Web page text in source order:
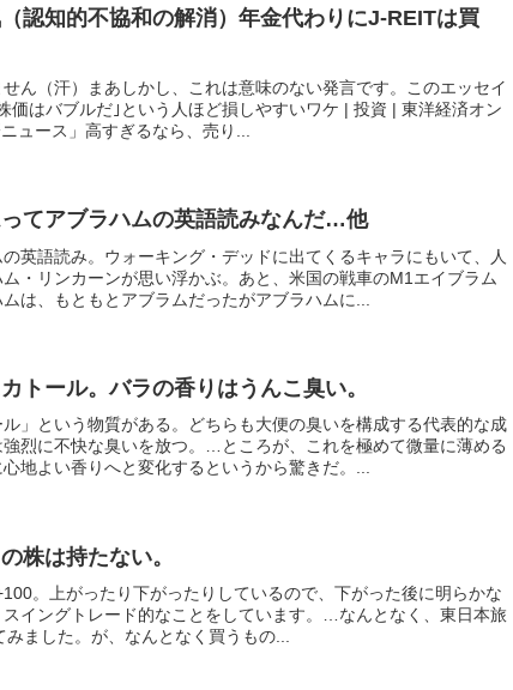
（認知的不協和の解消）年金代わりにJ-REITは買
ん（汗）まあしかし、これは意味のない発言です。このエッセイ
価はバブルだ｣という人ほど損しやすいワケ | 投資 | 東洋経済オン
ュース」高すぎるなら、売り...
ってアブラハムの英語読みなんだ…他
英語読み。ウォーキング・デッドに出てくるキャラにもいて、人
・リンカーンが思い浮かぶ。あと、米国の戦車のM1エイブラム
は、もともとアブラムだったがアブラハムに...
トール。バラの香りはうんこ臭い。
ル」という物質がある。どちらも大便の臭いを構成する代表的な成
烈に不快な臭いを放つ。…ところが、これを極めて微量に薄める
地よい香りへと変化するというから驚きだ。...
株は持たない。
。上がったり下がったりしているので、下がった後に明らかな
スイングトレード的なことをしています。…なんとなく、東日本旅
ました。が、なんとなく買うもの...